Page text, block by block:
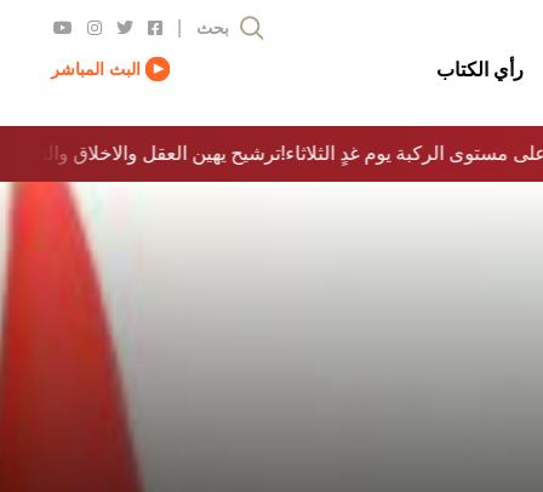
رأي الكتاب
بحث
البث المباشر
مستوى الركبة يوم غدٍ الثلاثاء